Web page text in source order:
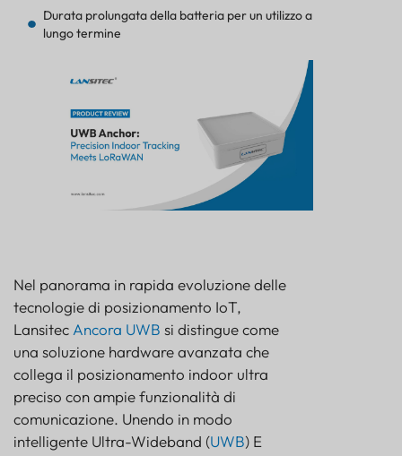
Durata prolungata della batteria per un utilizzo a
lungo termine
Installazione e distribuzione di ancoraggi UWB in
ambienti industriali
Guida completa all'integrazione della soluzione di
tracciamento UWB
Funzionalità di sicurezza aziendale e protezione
della rete
Le 5 principali applicazioni industriali per la
tecnologia di ancoraggio UWB
Resilienza ambientale
Architettura del sistema di alimentazione
Interfacce di connettività
Considerazioni chiave prima di implementare i
sistemi di ancoraggio UWB
Analisi degli esperti: prestazioni e valore
dell'ancora UWB
Nel panorama in rapida evoluzione delle
tecnologie di posizionamento IoT,
LansitecAncora UWB si distingue come
una soluzione hardware avanzata che
collega il posizionamento indoor ultra
preciso con ampie funzionalità di
comunicazione. Unendo in modo
intelligente Ultra-Wideband (UWB) E